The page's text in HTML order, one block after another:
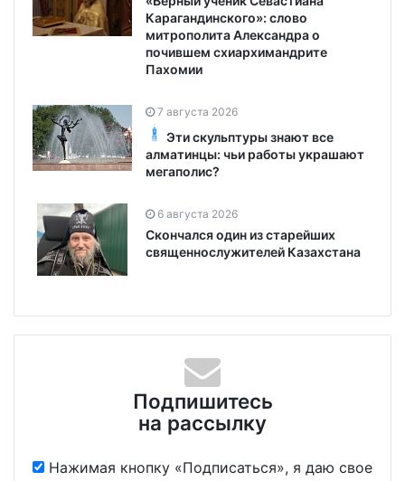
Карагандинского»: слово
митрополита Александра о
почившем схиархимандрите
Пахомии
7 августа 2026
Эти скульптуры знают все
алматинцы: чьи работы украшают
мегаполис?
6 августа 2026
Скончался один из старейших
священнослужителей Казахстана
Подпишитесь
на рассылку
Нажимая кнопку «Подписаться», я даю свое